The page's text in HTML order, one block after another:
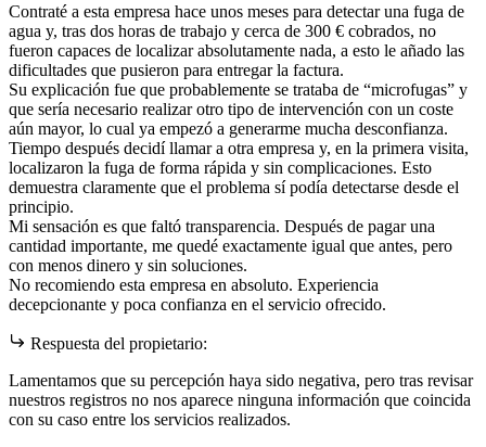
Contraté a esta empresa hace unos meses para detectar una fuga de
agua y, tras dos horas de trabajo y cerca de 300 € cobrados, no
fueron capaces de localizar absolutamente nada, a esto le añado las
dificultades que pusieron para entregar la factura.
Su explicación fue que probablemente se trataba de “microfugas” y
que sería necesario realizar otro tipo de intervención con un coste
aún mayor, lo cual ya empezó a generarme mucha desconfianza.
Tiempo después decidí llamar a otra empresa y, en la primera visita,
localizaron la fuga de forma rápida y sin complicaciones. Esto
demuestra claramente que el problema sí podía detectarse desde el
principio.
Mi sensación es que faltó transparencia. Después de pagar una
cantidad importante, me quedé exactamente igual que antes, pero
con menos dinero y sin soluciones.
No recomiendo esta empresa en absoluto. Experiencia
decepcionante y poca confianza en el servicio ofrecido.
Respuesta del propietario:
Lamentamos que su percepción haya sido negativa, pero tras revisar
nuestros registros no nos aparece ninguna información que coincida
con su caso entre los servicios realizados.